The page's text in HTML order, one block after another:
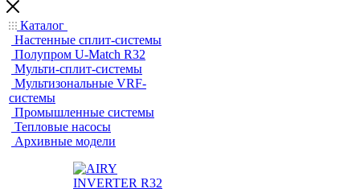
Каталог
Настенные сплит-системы
Полупром U-Match R32
Мульти-сплит-системы
Мультизональные VRF-
системы
Промышленные системы
Тепловые насосы
Архивные модели